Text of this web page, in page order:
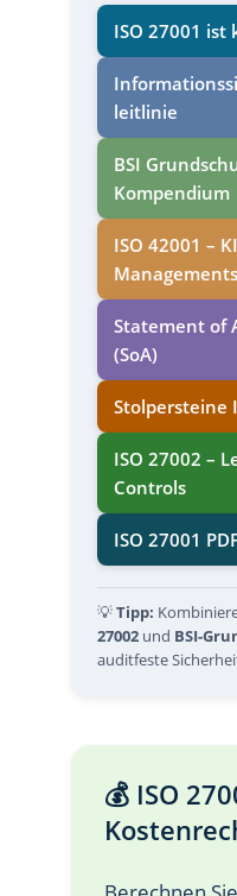
ISO 27001 ist
leitlinie
BSI
Kompendium
ISO 42001 –
Statement of
(SoA)
Stolpersteine
ISO 27002 –
Controls
ISO 27001
💡Tipp:
27002 und BSI-
auditfeste
💰 ISO